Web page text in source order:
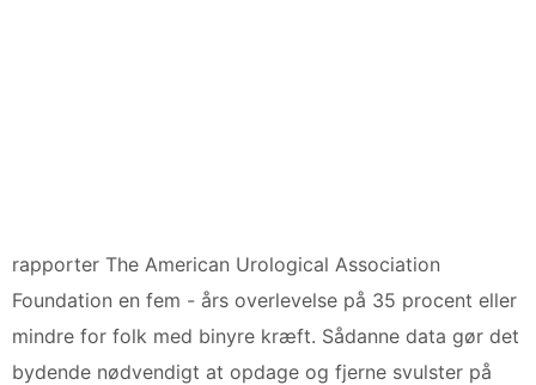
rapporter The American Urological Association
Foundation en fem - års overlevelse på 35 procent eller
mindre for folk med binyre kræft. Sådanne data gør det
bydende nødvendigt at opdage og fjerne svulster på